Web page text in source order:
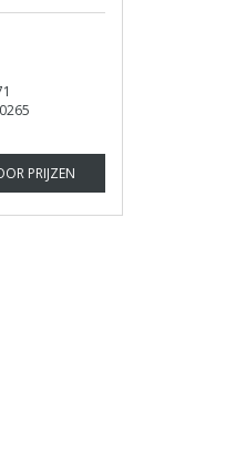
PRIJZEN